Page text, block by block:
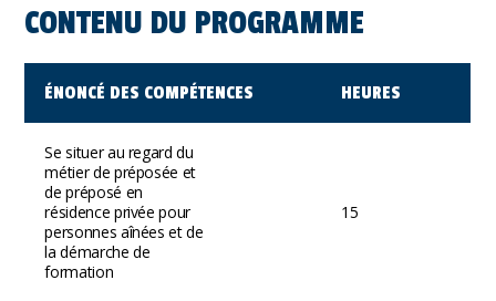
CONTENU DU PROGRAMME
ÉNONCÉ DES COMPÉTENCES HEURES
Se situer au regard du
métier de préposée et
de préposé en
résidence privée pour
personnes aînées et de
la démarche de
formation
15